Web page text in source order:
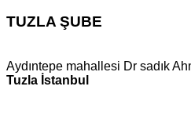
TUZLA ŞUBE
Aydıntepe mahallesi Dr sadık
Tuzla İstanbul